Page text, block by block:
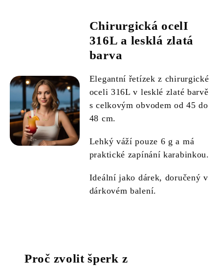
Chirurgická ocelI
316L a lesklá zlatá
barva
Elegantní řetízek z chirurgické
oceli 316L v lesklé zlaté barvě
s celkovým obvodem od 45 do
48 cm.
Lehký váží pouze 6 g a má
praktické zapínání karabinkou.
Ideální jako dárek, doručený v
dárkovém balení.
Proč zvolit šperk z